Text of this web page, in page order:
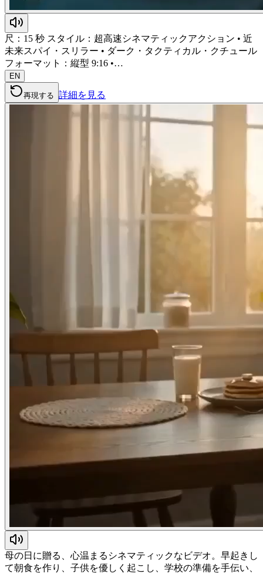
尺：15 秒 スタイル：超高速シネマティックアクション • 近
未来スパイ・スリラー • ダーク・タクティカル・クチュール
フォーマット：縦型 9:16 •…
EN
再現する 詳細を見る
母の日に贈る、心温まるシネマティックなビデオ。早起きし
て朝食を作り、子供を優しく起こし、学校の準備を手伝い、